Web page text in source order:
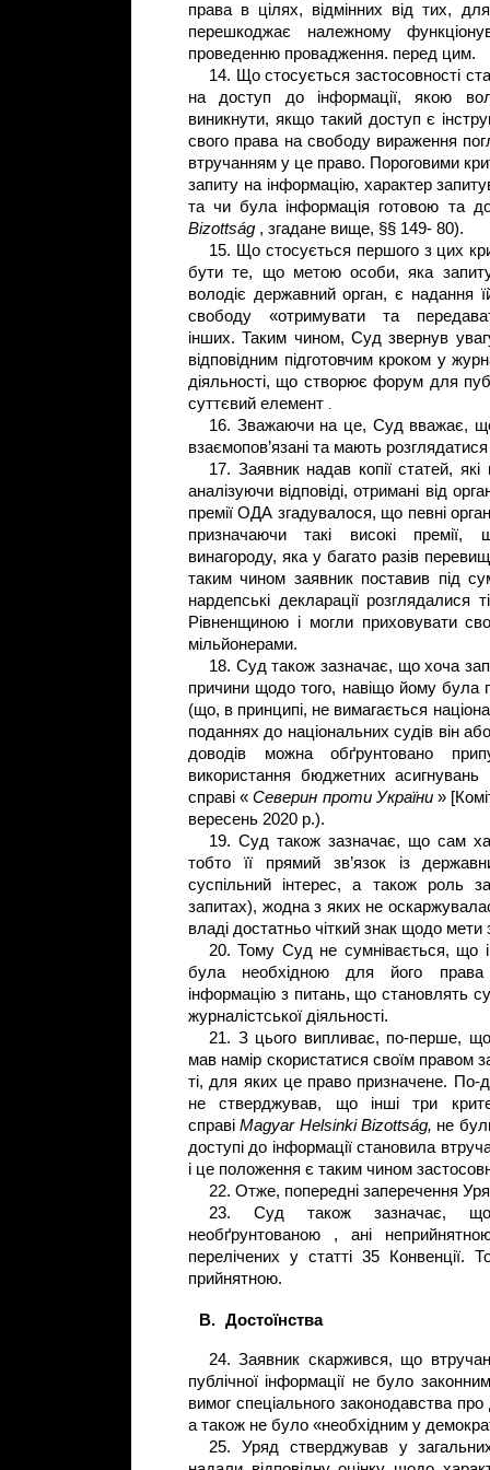
права в цілях, відмінних від тих,
перешкоджає належному
проведенню провадження. перед
14. Що стосується застосовності
на доступ до інформації, якою
виникнути, якщо такий доступ є
свого права на свободу вираження
втручанням у це право. Пороговими
запиту на інформацію, характер
та чи була інформація готовою та
Bizottság , згадане вище, §§ 149- 80).
15. Що стосується першого з цих
бути те, що метою особи, яка
володіє державний орган, є надання
свободу «отримувати та
інших. Таким чином, Суд звернув
відповідним підготовчим кроком у
діяльності, що створює форум для
суттєвий елемент .
16. Зважаючи на це, Суд вважає,
взаємопов’язані та мають
17. Заявник надав копії статей, які
аналізуючи відповіді, отримані від
премії ОДА згадувалося, що певні
призначаючи такі високі премії,
винагороду, яка у багато разів
таким чином заявник поставив під
нардепські декларації розглядалися
Рівненщиною і могли приховувати
мільйонерами.
18. Суд також зазначає, що хоча
причини щодо того, навіщо йому була
(що, в принципі, не вимагається
поданнях до національних судів він
доводів можна обґрунтовано
використання бюджетних
справі «Северин проти України»
вересень 2020 р.).
19. Суд також зазначає, що сам
тобто її прямий зв’язок із
суспільний інтерес, а також роль
запитах), жодна з яких не
владі достатньо чіткий знак щодо мети
20. Тому Суд не сумнівається, що
була необхідною для його
інформацію з питань, що становлять
журналістської діяльності.
21. З цього випливає, по-перше,
мав намір скористатися своїм правом
ті, для яких це право призначене.
не стверджував, що інші три
справіMagyar Helsinki Bizottság, не
доступі до інформації становила
і це положення є таким чином
22. Отже, попередні заперечення
23. Суд також зазначає,
необґрунтованою , ані
перелічених у статті 35
прийнятною.
B. Достоїнства
24. Заявник скаржився, що
публічної інформації не було
вимог спеціального законодавства про
а також не було «необхідним у
25. Уряд стверджував у